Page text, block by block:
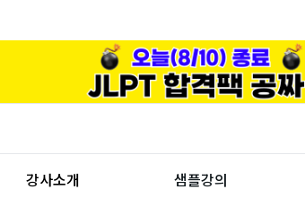
강사소개 샘플강의